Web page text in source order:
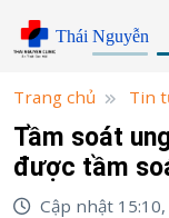
Thái Nguyễn
Trang chủ Tin
ai nên được tầm
Tầm soát
được tầm
Cập nhật